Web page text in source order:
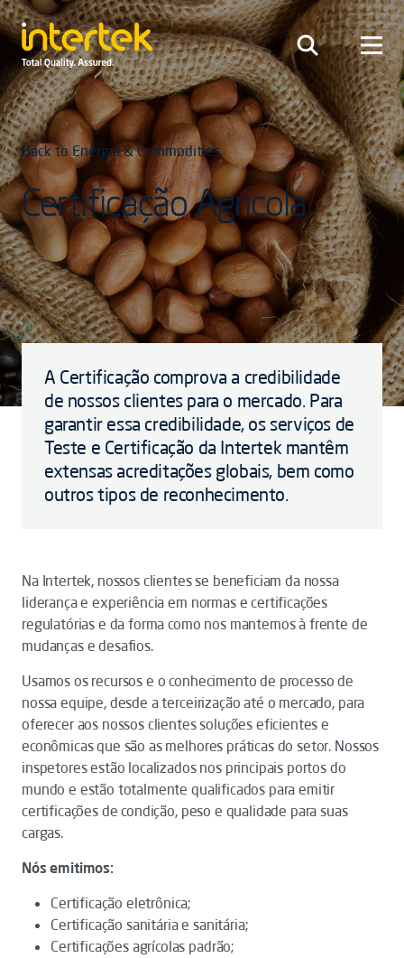
Back to Energia & Commodities
Certificação Agrícola
A Certificação comprova a credibilidade
de nossos clientes para o mercado. Para
garantir essa credibilidade, os serviços de
Teste e Certificação da Intertek mantêm
extensas acreditações globais, bem como
outros tipos de reconhecimento.
Na Intertek, nossos clientes se beneficiam da nossa
liderança e experiência em normas e certificações
regulatórias e da forma como nos mantemos à frente de
mudanças e desafios.
Usamos os recursos e o conhecimento de processo de
nossa equipe, desde a terceirização até o mercado, para
oferecer aos nossos clientes soluções eficientes e
econômicas que são as melhores práticas do setor. Nossos
inspetores estão localizados nos principais portos do
mundo e estão totalmente qualificados para emitir
certificações de condição, peso e qualidade para suas
cargas.
Nós emitimos:
Certificação eletrônica;
Certificação sanitária e sanitária;
Certificações agrícolas padrão;